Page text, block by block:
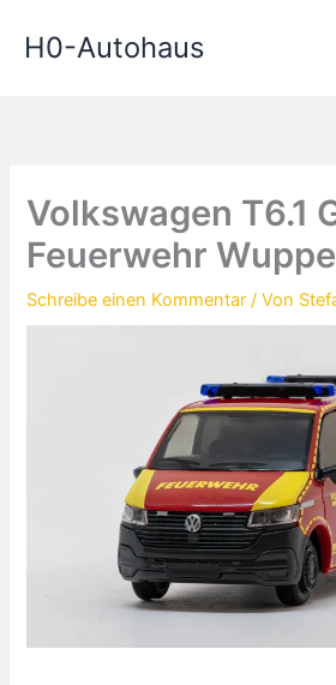
InhaltH0-Autohaus
Volkswagen T6.1
Feuerwehr
Schreibe einen Kommentar / Von